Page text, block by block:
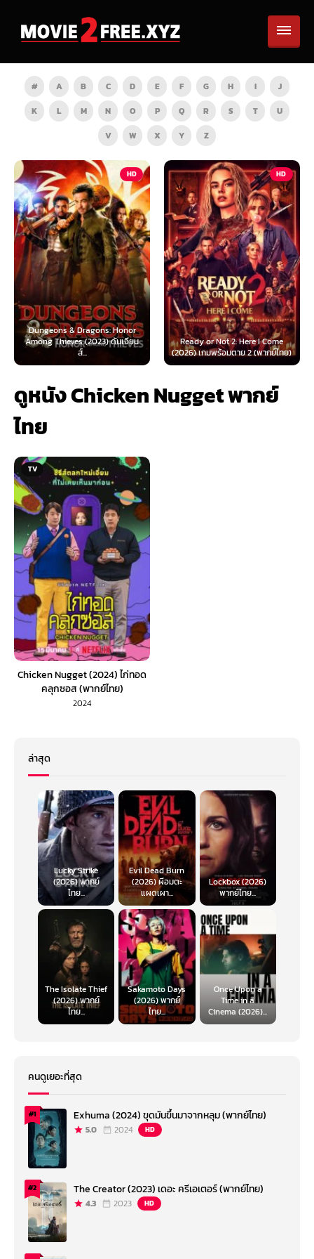
# A B C D E F G H I
J
K
L M N O P Q R S T
U
V
W X Y Z
HD
Dragons: Honor
(2023) ดันเจียน
HD
Ready or Not 2: Here I Come
(2026) เกมพร้อมตาย 2 (พากย์ไทย)
Now You See
(2025) อาช
ดูหนัง Chicken Nugget พากย์
ไทย
TV
Chicken Nugget (2024) ไก่ทอด
คลุกซอส (พากย์ไทย)
2024
ล่าสุด
Lucky Strike
(2026) พากย์
ไทย...
Evil Dead Burn
(2026) ผีอมตะ
แผดเผา...
Lockbox (2026)
พากย์ไทย...
The Isolate Thief
(2026) พากย์
ไทย...
Sakamoto Days
(2026) พากย์
ไทย...
Once Upon a
Time in a
Cinema (2026)...
คนดูเยอะที่สุด
#1 Exhuma (2024) ขุดมันขึ้นมาจากหลุม (พากย์ไทย)
5.0 2024 HD
#2 The Creator (2023) เดอะ ครีเอเตอร์ (พากย์ไทย)
4.3 2023 HD